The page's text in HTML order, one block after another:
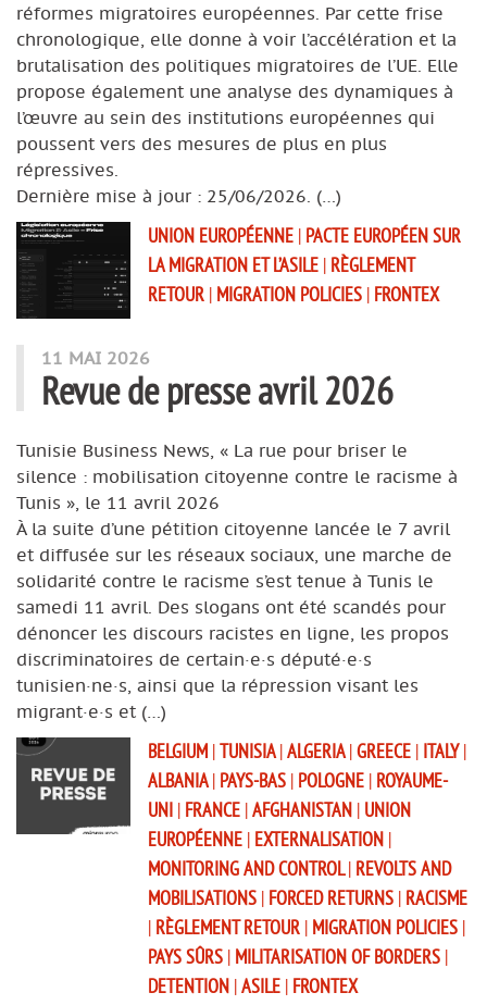
réformes migratoires européennes. Par cette frise
chronologique, elle donne à voir l’accélération et la
brutalisation des politiques migratoires de l’UE. Elle
propose également une analyse des dynamiques à
l’œuvre au sein des institutions européennes qui
poussent vers des mesures de plus en plus
répressives.
Dernière mise à jour : 25/06/2026. (…)
UNION EUROPÉENNE | PACTE EUROPÉEN SUR
LA MIGRATION ET L’ASILE | RÈGLEMENT
RETOUR | MIGRATION POLICIES | FRONTEX
11 MAI 2026
Revue de presse avril 2026
Tunisie Business News, « La rue pour briser le
silence : mobilisation citoyenne contre le racisme à
Tunis », le 11 avril 2026
À la suite d’une pétition citoyenne lancée le 7 avril
et diffusée sur les réseaux sociaux, une marche de
solidarité contre le racisme s’est tenue à Tunis le
samedi 11 avril. Des slogans ont été scandés pour
dénoncer les discours racistes en ligne, les propos
discriminatoires de certain·e·s député·e·s
tunisien·ne·s, ainsi que la répression visant les
migrant·e·s et (…)
BELGIUM |TUNISIA|ALGERIA|GREECE | ITALY|
ALBANIA| PAYS-BAS | POLOGNE | ROYAUME-
UNI | FRANCE |AFGHANISTAN | UNION
EUROPÉENNE | EXTERNALISATION |
MONITORING AND CONTROL| REVOLTS AND
MOBILISATIONS | FORCED RETURNS | RACISME
| RÈGLEMENT RETOUR | MIGRATION POLICIES |
PAYS SÛRS | MILITARISATION OF BORDERS |
DETENTION |ASILE | FRONTEX